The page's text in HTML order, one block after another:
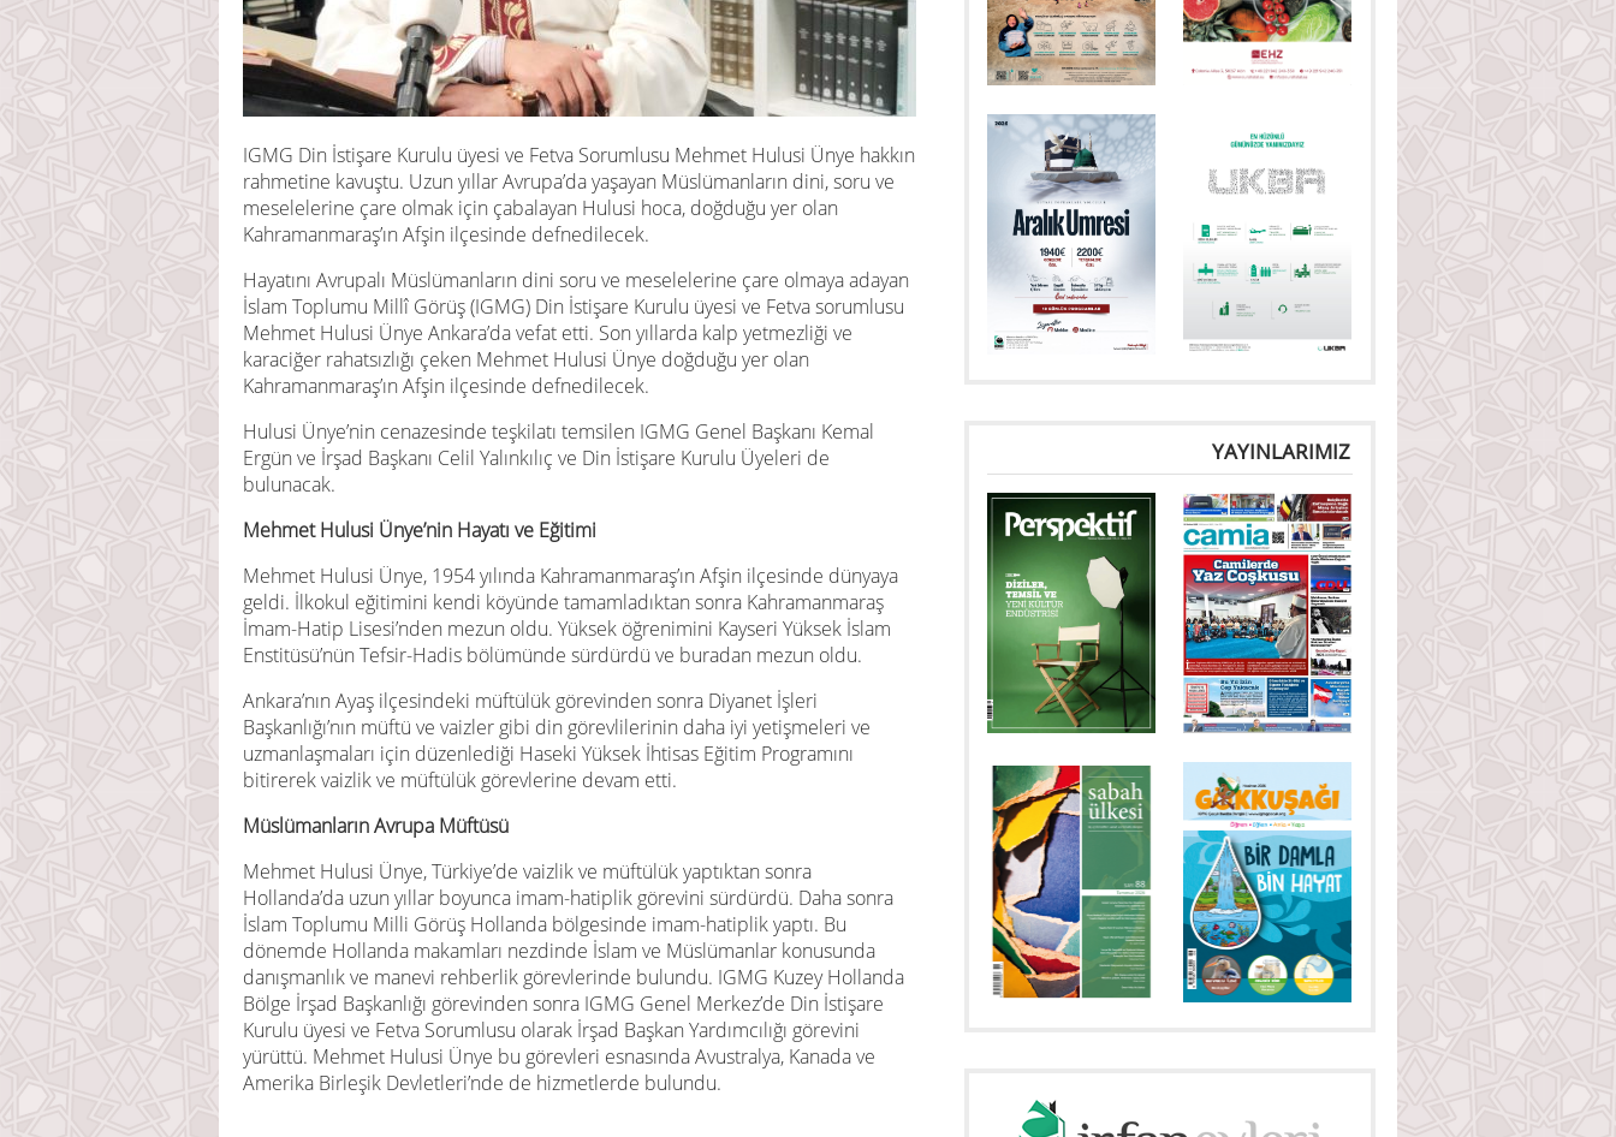
IGMG Din İstişare Kurulu üyesi ve Fetva Sorumlusu Mehmet Hulusi Ünye hakkın
rahmetine kavuştu. Uzun yıllar Avrupa’da yaşayan Müslümanların dini, soru ve
meselelerine çare olmak için çabalayan Hulusi hoca, doğduğu yer olan
Kahramanmaraş’ın Afşin ilçesinde defnedilecek.
Hayatını Avrupalı Müslümanların dini soru ve meselelerine çare olmaya adayan
İslam Toplumu Millî Görüş (IGMG) Din İstişare Kurulu üyesi ve Fetva sorumlusu
Mehmet Hulusi Ünye Ankara’da vefat etti. Son yıllarda kalp yetmezliği ve
karaciğer rahatsızlığı çeken Mehmet Hulusi Ünye doğduğu yer olan
Kahramanmaraş’ın Afşin ilçesinde defnedilecek.
Hulusi Ünye’nin cenazesinde teşkilatı temsilen IGMG Genel Başkanı Kemal
Ergün ve İrşad Başkanı Celil Yalınkılıç ve Din İstişare Kurulu Üyeleri de
bulunacak.
Mehmet Hulusi Ünye’nin Hayatı ve Eğitimi
Mehmet Hulusi Ünye, 1954 yılında Kahramanmaraş’ın Afşin ilçesinde dünyaya
geldi. İlkokul eğitimini kendi köyünde tamamladıktan sonra Kahramanmaraş
İmam-Hatip Lisesi’nden mezun oldu. Yüksek öğrenimini Kayseri Yüksek İslam
Enstitüsü’nün Tefsir-Hadis bölümünde sürdürdü ve buradan mezun oldu.
Ankara’nın Ayaş ilçesindeki müftülük görevinden sonra Diyanet İşleri
Başkanlığı’nın müftü ve vaizler gibi din görevlilerinin daha iyi yetişmeleri ve
uzmanlaşmaları için düzenlediği Haseki Yüksek İhtisas Eğitim Programını
bitirerek vaizlik ve müftülük görevlerine devam etti.
Müslümanların Avrupa Müftüsü
Mehmet Hulusi Ünye, Türkiye’de vaizlik ve müftülük yaptıktan sonra
Hollanda’da uzun yıllar boyunca imam-hatiplik görevini sürdürdü. Daha sonra
İslam Toplumu Milli Görüş Hollanda bölgesinde imam-hatiplik yaptı. Bu
dönemde Hollanda makamları nezdinde İslam ve Müslümanlar konusunda
danışmanlık ve manevi rehberlik görevlerinde bulundu. IGMG Kuzey Hollanda
Bölge İrşad Başkanlığı görevinden sonra IGMG Genel Merkez’de Din İstişare
Kurulu üyesi ve Fetva Sorumlusu olarak İrşad Başkan Yardımcılığı görevini
yürüttü. Mehmet Hulusi Ünye bu görevleri esnasında Avustralya, Kanada ve
Amerika Birleşik Devletleri’nde de hizmetlerde bulundu.
YAYINLARIMIZ